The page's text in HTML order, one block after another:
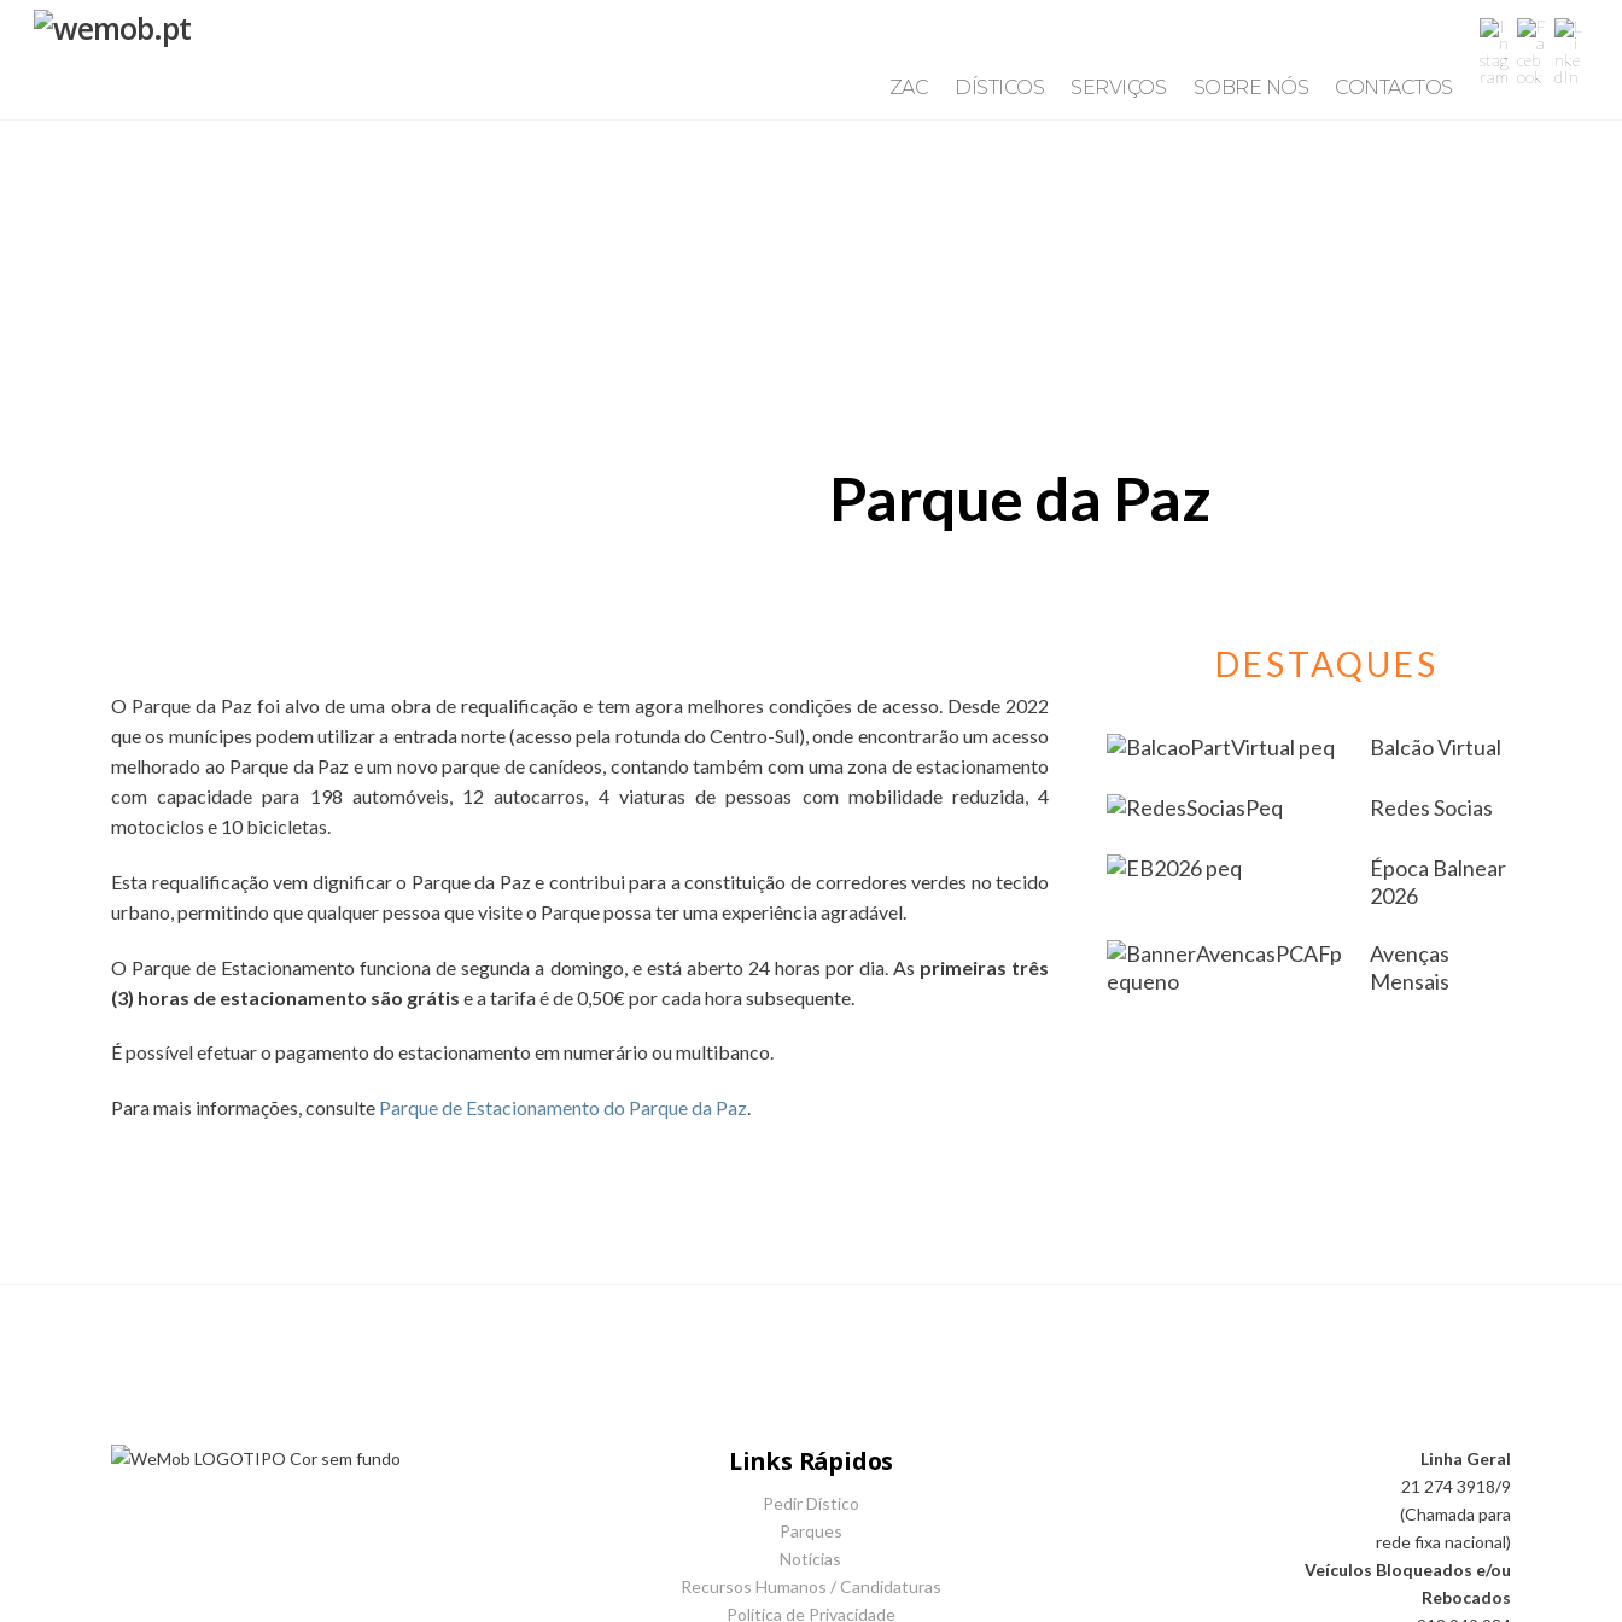
ZAC DÍSTICOS SERVIÇOS SOBRE NÓS CONTACTOS
Parque da Paz
O Parque da Paz foi alvo de uma obra de requalificação e tem agora melhores condições de acesso. Desde 2022
que os munícipes podem utilizar a entrada norte (acesso pela rotunda do Centro-Sul), onde encontrarão um acesso
melhorado ao Parque da Paz e um novo parque de canídeos, contando também com uma zona de estacionamento
com capacidade para 198 automóveis, 12 autocarros, 4 viaturas de pessoas com mobilidade reduzida, 4
motociclos e 10 bicicletas.
Esta requalificação vem dignificar o Parque da Paz e contribui para a constituição de corredores verdes no tecido
urbano, permitindo que qualquer pessoa que visite o Parque possa ter uma experiência agradável.
O Parque de Estacionamento funciona de segunda a domingo, e está aberto 24 horas por dia. As primeiras três
(3) horas de estacionamento são grátis e a tarifa é de 0,50€ por cada hora subsequente.
É possível efetuar o pagamento do estacionamento em numerário ou multibanco.
Para mais informações, consulte Parque de Estacionamento do Parque da Paz.
DESTAQUES
Balcão Virtual
Redes Socias
Época Balnear
2026
Avenças
Mensais
Links Rápidos
Pedir Dístico
Parques
Notícias
Recursos Humanos / Candidaturas
Política de Privacidade
Linha Geral
21 274 3918/9
(Chamada para
rede fixa nacional)
Veículos Bloqueados e/ou
Rebocados